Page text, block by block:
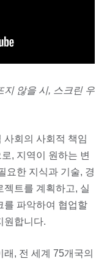
않을 시, 스크린 우
사회의 사회적 책임
, 지역이 원하는 변
요한 지식과 기술, 경
젝트를 계획하고, 실
를 파악하여 협업할
원합니다.
, 전 세계 75개국의